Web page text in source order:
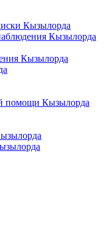
Кызылорда
Кызылорда
Кызылорда
помощи Кызылорда